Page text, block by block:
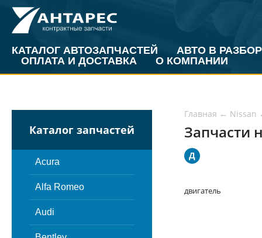
КАТАЛОГ АВТОЗАПЧАСТЕЙ
АВТО В РАЗБОР
ОПЛАТА И ДОСТАВКА
О КОМПАНИИ
Каталог запчастей
Acura
Alfa Romeo
Audi
Главная ← Nissan
Запчасти
Д
двигатель